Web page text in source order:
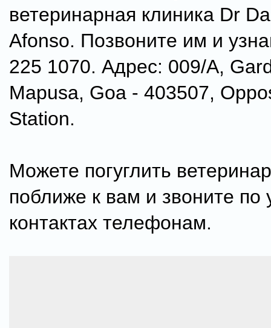
ветеринарная клиника Dr
Afonso. Позвоните им и
225 1070. Адрес: 009/A,
Mapusa, Goa - 403507,
Station.
Можете погуглить
поближе к вам и звоните по
контактах телефонам.